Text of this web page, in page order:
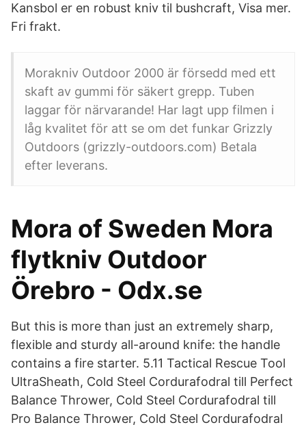
Kansbol er en robust kniv til bushcraft, Visa mer.
Fri frakt.
Morakniv Outdoor 2000 är försedd med ett
skaft av gummi för säkert grepp. Tuben
laggar för närvarande! Har lagt upp filmen i
låg kvalitet för att se om det funkar Grizzly
Outdoors (grizzly-outdoors.com) Betala
efter leverans.
Mora of Sweden Mora
flytkniv Outdoor
Örebro - Odx.se
But this is more than just an extremely sharp,
flexible and sturdy all-around knife: the handle
contains a fire starter. 5.11 Tactical Rescue Tool
UltraSheath, Cold Steel Cordurafodral till Perfect
Balance Thrower, Cold Steel Cordurafodral till
Pro Balance Thrower, Cold Steel Cordurafodral